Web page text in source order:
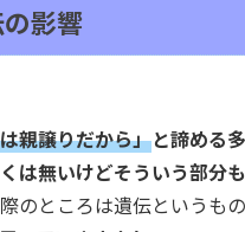
影響
親譲りだから」と諦める
は無いけどそういう部分
のところは遺伝というも